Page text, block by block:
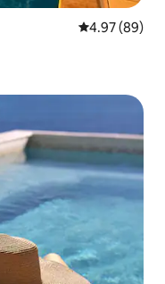
Calificación
4.97 (89)